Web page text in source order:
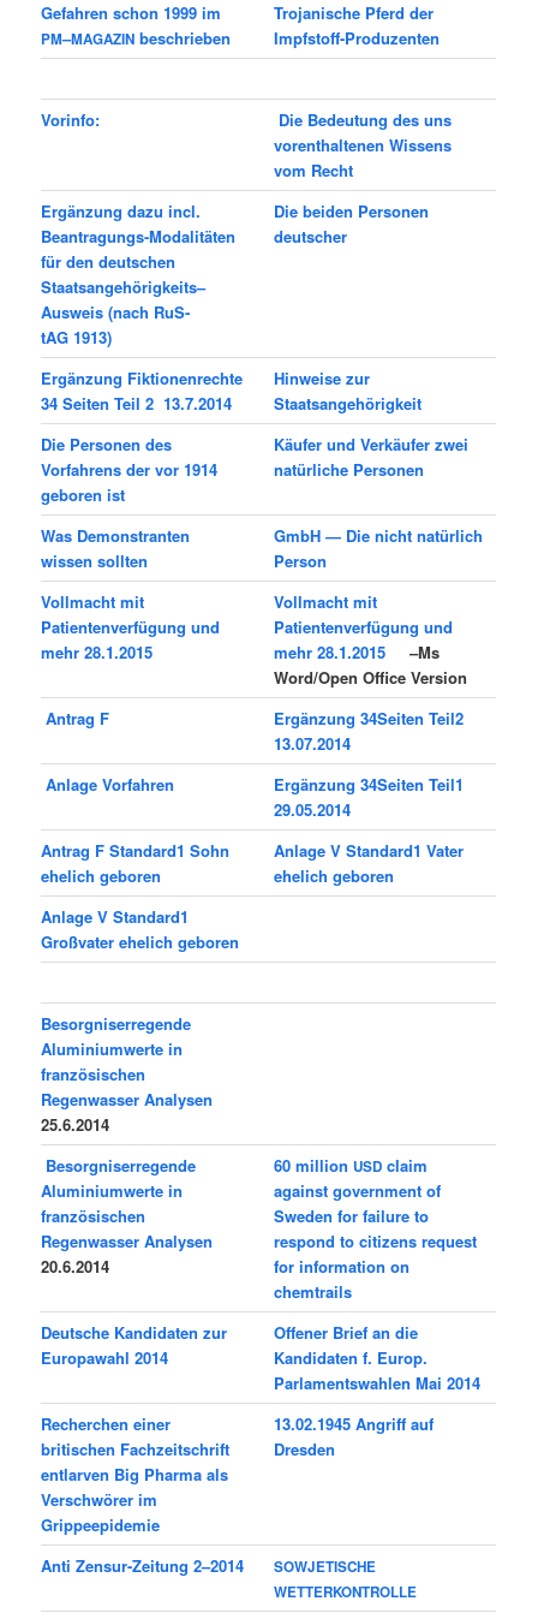
Gefah­ren schon 1999 im
PM–MAGAZIN beschrieben
Trojanische Pferd der
Impfstoff-Produzenten
Vorinfo:
Die Bedeutung des uns
vorenthaltenen Wissens
vom Recht
Ergänzung dazu incl.
Beantragungs-Modalitäten
für den deutschen
Staatsangehörigkeits–
Ausweis (nach RuS­
tAG 1913)
Die beiden Personen
deutscher
Ergänzung Fiktionenrechte
34 Seiten Teil 2 13.7.2014
Hin­weise zur
Staatsangehörigkeit
Die Personen des
Vorfahrens der vor 1914
geboren ist
Käufer und Verkäufer zwei
natürliche Personen
Was Demonstranten
wissen sollten
GmbH — Die nicht natürlich
Person
Vollmacht mit
Patientenverfügung und
mehr 28.1.2015
Vollmacht mit
Patientenverfügung und
mehr 28.1.2015 –Ms
Word/Open Office Version
Antrag F
Ergänzung 34Seiten Teil2
13.07.2014
Anlage Vor­fah­ren
Ergänzung 34Seiten Teil1
29.05.2014
Antrag F Standard1 Sohn
ehe­lich geboren
Anlage V Standard1 Vater
ehelich geboren
Anlage V Standard1
Großvater ehelich geboren
Besorgniserregende
Aluminiumwerte in
französischen
Regenwasser Analysen
25.6.2014
Besorgniserregende
Aluminiumwerte in
französischen
Regenwasser Analysen
20.6.2014
60 millionUSD claim
against government of
Sweden for failure to
respond to citizens request
for information on
chemtrails
Deutsche Kandidaten zur
Europawahl 2014
Offener Brief an die
Kandidaten f. Europ.
Parlamentswahlen Mai 2014
Recherchen einer
britischen Fachzeitschrift
entlarven Big Pharma als
Verschwörer im
Grippeepidemie
13.02.1945 Angriff auf
Dresden
Anti Zensur-Zeitung 2–2014
SOWJETISCHE
WETTERKONTROLLE